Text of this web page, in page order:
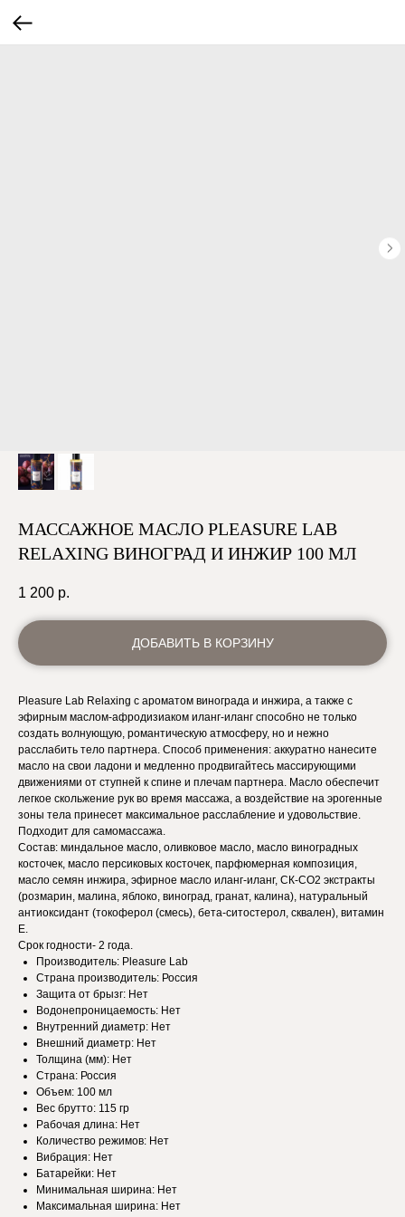
МАССАЖНОЕ МАСЛО PLEASURE LAB
RELAXING ВИНОГРАД И ИНЖИР 100 МЛ
1 200 р.
ДОБАВИТЬ В КОРЗИНУ
Pleasure Lab Relaxing с ароматом винограда и инжира, а также с
эфирным маслом-афродизиаком иланг-иланг способно не только
создать волнующую, романтическую атмосферу, но и нежно
расслабить тело партнера. Способ применения: аккуратно нанесите
масло на свои ладони и медленно продвигайтесь массирующими
движениями от ступней к спине и плечам партнера. Масло обеспечит
легкое скольжение рук во время массажа, а воздействие на эрогенные
зоны тела принесет максимальное расслабление и удовольствие.
Подходит для самомассажа.
Состав: миндальное масло, оливковое масло, масло виноградных
косточек, масло персиковых косточек, парфюмерная композиция,
масло семян инжира, эфирное масло иланг-иланг, СК-СО2 экстракты
(розмарин, малина, яблоко, виноград, гранат, калина), натуральный
антиоксидант (токоферол (смесь), бета-ситостерол, сквален), витамин
Е.
Срок годности- 2 года.
Производитель: Pleasure Lab
Страна производитель: Россия
Защита от брызг: Нет
Водонепроницаемость: Нет
Внутренний диаметр: Нет
Внешний диаметр: Нет
Толщина (мм): Нет
Страна: Россия
Объем: 100 мл
Веc брутто: 115 гр
Рабочая длина: Нет
Количество режимов: Нет
Вибрация: Нет
Батарейки: Нет
Минимальная ширина: Нет
Максимальная ширина: Нет